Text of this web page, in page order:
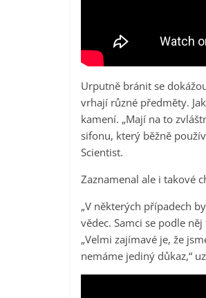
Urputně bránit se
vrhají různé předměty.
kamení. „Mají na to
sifonu, který běžně
Scientist.
Zaznamenal ale i takové
„V některých případech
vědec. Samci se podle
„Velmi zajímavé je, že
nemáme jediný důkaz,“